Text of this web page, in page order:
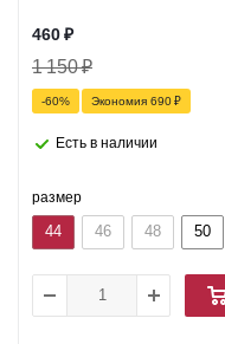
460₽
1 150₽
-60% Экономия 690₽
Есть в наличии
размер
44 46 48 50